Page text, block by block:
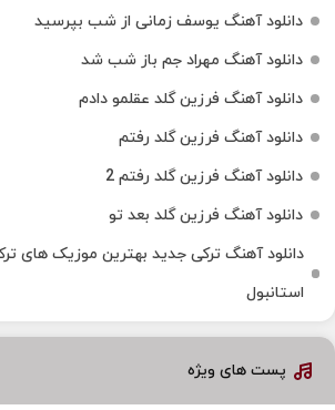
دانلود آهنگ یوسف زمانی از شب بپرسید
دانلود آهنگ مهراد جم باز شب شد
دانلود آهنگ فرزین گلد عقلمو دادم
دانلود آهنگ فرزین گلد رفتم
دانلود آهنگ فرزین گلد رفتم 2
دانلود آهنگ فرزین گلد بعد تو
دانلود آهنگ ترکی جدید بهترین موزیک‌ های
استانبول
پست های ویژه